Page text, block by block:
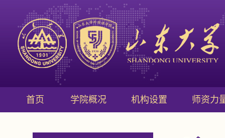
首页 学院概况 机构设置 师资力